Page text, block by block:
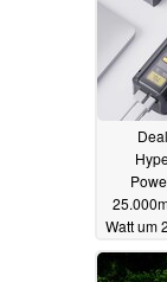
Watt um